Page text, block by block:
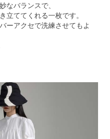
なバランスで、
立ててくれる一枚です。
ーアクセで洗練させてもよ